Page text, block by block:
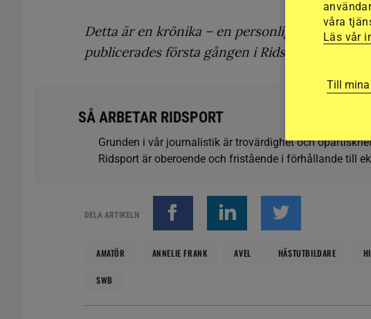
Detta är en krönika – en personligt skriven
publicerades första gången i Ridsport nummer
SÅ ARBETAR RIDSPORT
Grunden i vår journalistik är trovärdighet och
Ridsport är oberoende och fristående i förhållande till
DELA ARTIKELN
AMATÖR ANNELIE FRANK AVEL HÄSTUTBILDARE
SWB
våra
Läs vår
Till mina